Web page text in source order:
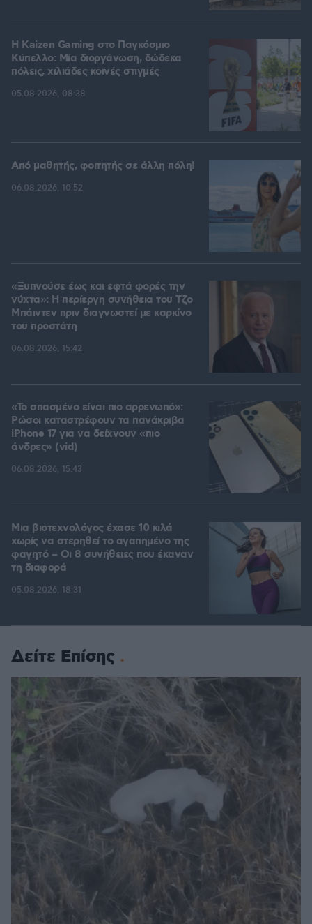
H Kaizen Gaming στο Παγκόσμιο
Kύπελλο: Μία διοργάνωση, δώδεκα
πόλεις, χιλιάδες κοινές στιγμές
05.08.2026, 08:38
Από μαθητής, φοιτητής σε άλλη πόλη!
06.08.2026, 10:52
«Ξυπνούσε έως και εφτά φορές την
νύχτα»: Η περίεργη συνήθεια του Τζο
Μπάιντεν πριν διαγνωστεί με καρκίνο
του προστάτη
06.08.2026, 15:42
«Το σπασμένο είναι πιο αρρενωπό»:
Ρώσοι καταστρέφουν τα πανάκριβα
iPhone 17 για να δείχνουν «πιο
άνδρες» (vid)
06.08.2026, 15:43
Μια βιοτεχνολόγος έχασε 10 κιλά
χωρίς να στερηθεί το αγαπημένο της
φαγητό – Οι 8 συνήθειες που έκαναν
τη διαφορά
05.08.2026, 18:31
Δείτε Επίσης